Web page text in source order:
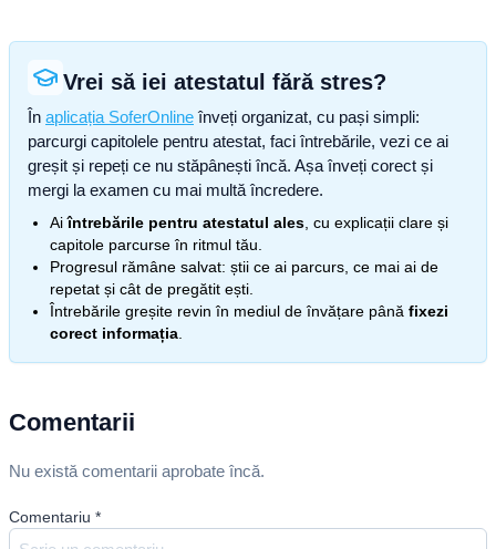
Vrei să iei atestatul fără stres?
În aplicația SoferOnline înveți organizat, cu pași simpli:
parcurgi capitolele pentru atestat, faci întrebările, vezi ce ai
greșit și repeți ce nu stăpânești încă. Așa înveți corect și
mergi la examen cu mai multă încredere.
Aiîntrebările pentru atestatul ales , cu explicații clare și
capitole parcurse în ritmul tău.
Progresul rămâne salvat: știi ce ai parcurs, ce mai ai de
repetat și cât de pregătit ești.
Întrebările greșite revin în mediul de învățare până fixezi
corect informația
Comentarii
Nu există comentarii aprobate încă.
Comentariu *